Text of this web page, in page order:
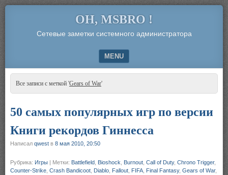
OH, MSBRO !
Сетевые заметки системного администратора
MENU
SKIP TO CONTENT
Все записи с меткой 'Gears of War'
50 самых популярных игр по версии
Книги рекордов Гиннесса
Написал qwest в 8 мая 2010, 20:50
Рубрика: Игры | Метки: Battlefield Bioshock Burnout Call of Duty, Chrono Trigger,
Counter-Strike Crash Bandicoot Diablo Fallout FIFA Final Fantasy, Gears of War,